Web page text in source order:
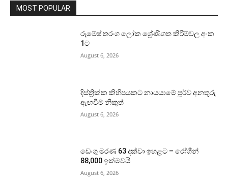
MOST POPULAR
රුමේෂ් තරංග ලෝක ශ්‍රේණිගත කිරීම්වල අංක
1ට
August 6, 2026
දිස්ත්‍රික්ක කිහිපයකට නායයාමේ පූර්ව අනතුරු
ඇඟවීම් නිකුත්
August 6, 2026
ඩෙංගු මරණ 63 දක්වා ඉහළට – රෝගීන්
88,000 ඉක්මවයි
August 6, 2026